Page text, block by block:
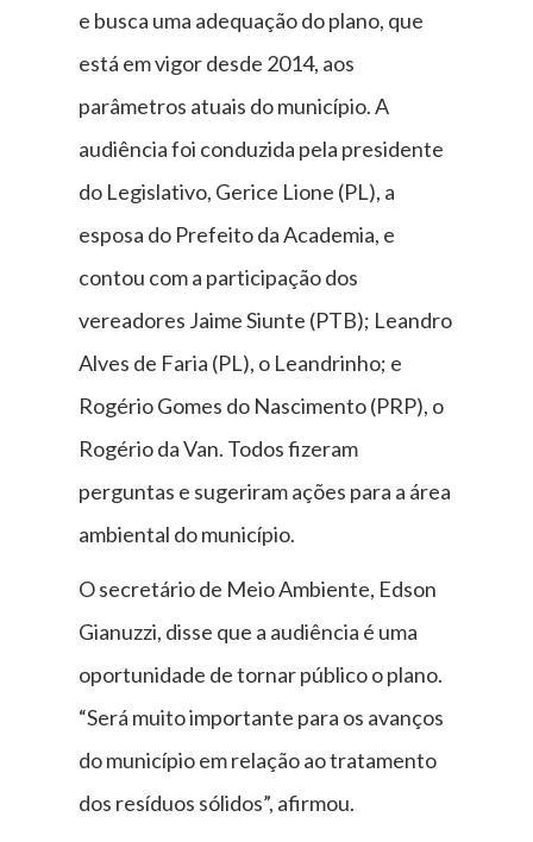
e busca uma adequação do plano, que
está em vigor desde 2014, aos
parâmetros atuais do município. A
audiência foi conduzida pela presidente
do Legislativo, Gerice Lione (PL), a
esposa do Prefeito da Academia, e
contou com a participação dos
vereadores Jaime Siunte (PTB); Leandro
Alves de Faria (PL), o Leandrinho; e
Rogério Gomes do Nascimento (PRP), o
Rogério da Van. Todos fizeram
perguntas e sugeriram ações para a área
ambiental do município.
O secretário de Meio Ambiente, Edson
Gianuzzi, disse que a audiência é uma
oportunidade de tornar público o plano.
“Será muito importante para os avanços
do município em relação ao tratamento
dos resíduos sólidos”, afirmou.